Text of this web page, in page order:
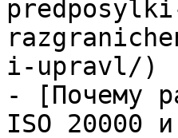
i-upravl/)
- [Почему
ISO 20000